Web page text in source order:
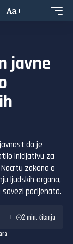
Aa
javne
da je
inicijativu za
zakona o
ljudskih organa,
pacijenata.
2 min. čitanja